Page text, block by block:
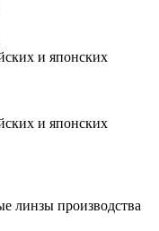
и японских
и японских
линзы производства